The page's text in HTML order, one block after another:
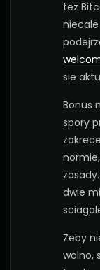
tez
niecale
sie
Bonus
spory
dwie
Zeby
wolno,